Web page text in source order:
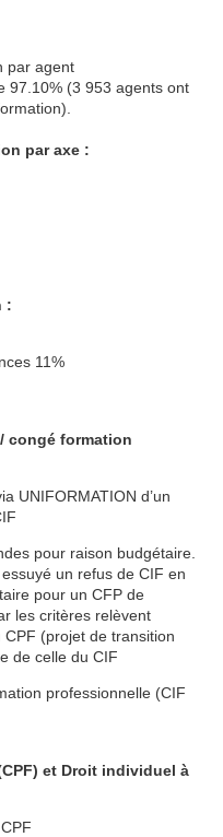
par agent
97.10% (3 953 agents ont
par axe :
:
11%
congé formation
UNIFORMATION d’un
pour raison budgétaire.
un refus de CIF en
pour un CFP de
les critères relèvent
CPF (projet de transition
de celle du CIF
professionnelle (CIF
et Droit individuel à